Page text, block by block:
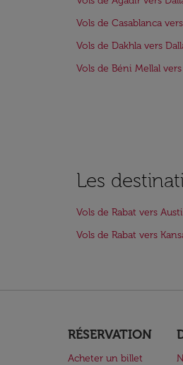
Vols de Casablanca
Vols de Dakhla vers
Vols de Béni Mellal vers
Les
Vols de Rabat vers
Vols de Rabat vers
RÉSERVATION
Acheter un billet